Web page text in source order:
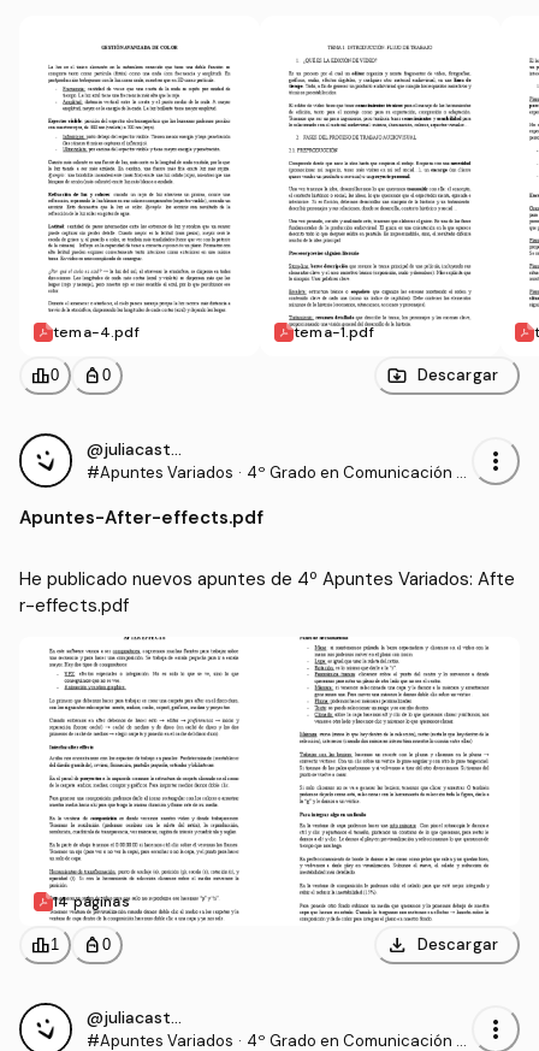
tema-4.pdf tema-1.pdf
leaderboard0 personal_bag 0 Descargar
@juliacastillo
#Apuntes Variados · 4º Grado en Comunicación A
more_vert
Apuntes-After-effects.pdf
He publicado nuevos apuntes de 4º Apuntes Variados: Afte
r-effects.pdf
14 páginas
leaderboard1 personal_bag 0 download Descargar
@juliacastillo
#Apuntes Variados · 4º Grado en Comunicación A
more_vert